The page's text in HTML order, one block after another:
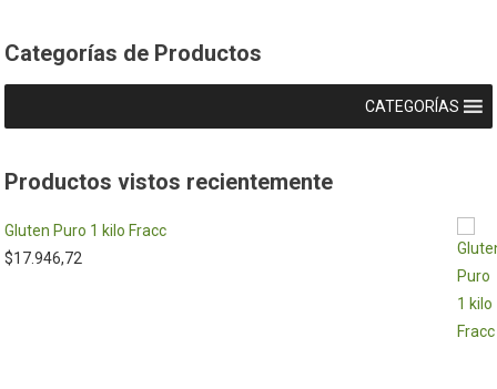
Categorías de Productos
CATEGORÍAS
Productos vistos recientemente
Gluten Puro 1 kilo Fracc
$17.946,72